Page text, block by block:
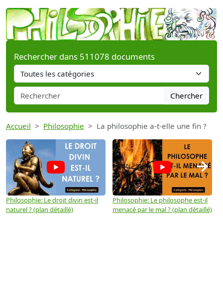
Rechercher dans 511078 documents
Chercher
Accueil Philosophie La philosophie a-t-elle une fin ?
Philosophie: Le droit divin est-il
naturel ? (plan détaillé)
Philosophie: Le philosophe est-il
menacé par le mal ? (plan détaillé)
→